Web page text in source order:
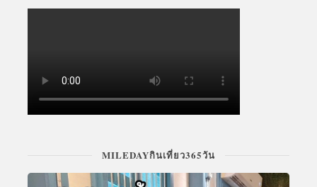
MILEDAYกินเที่ยว365วัน